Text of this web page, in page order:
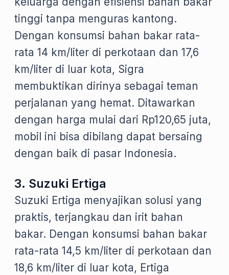
tinggi tanpa menguras kantong.
Dengan konsumsi bahan bakar rata-
rata 14 km/liter di perkotaan dan 17,6
km/liter di luar kota, Sigra
membuktikan dirinya sebagai teman
perjalanan yang hemat. Ditawarkan
dengan harga mulai dari Rp120,65 juta,
mobil ini bisa dibilang dapat bersaing
dengan baik di pasar Indonesia.
3. Suzuki Ertiga
Suzuki Ertiga menyajikan solusi yang
praktis, terjangkau dan irit bahan
bakar. Dengan konsumsi bahan bakar
rata-rata 14,5 km/liter di perkotaan dan
18,6 km/liter di luar kota, Ertiga